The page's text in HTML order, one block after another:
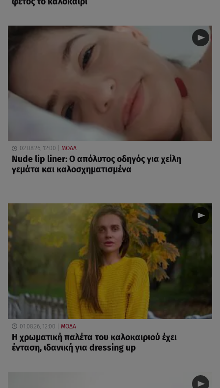
02.08.26, 12:00 ΜΟΔΑ
Nude lip liner: Ο απόλυτος οδηγός για χείλη
γεμάτα και καλοσχηματισμένα
01.08.26, 12:00 ΜΟΔΑ
Η χρωματική παλέτα του καλοκαιριού έχει
ένταση, ιδανική για dressing up